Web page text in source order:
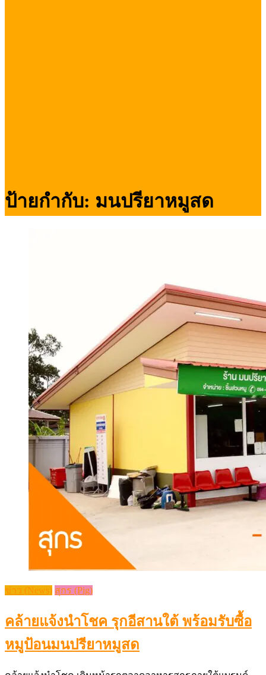
ป้ายกำกับ: มนปรียาหมูสด
ข่าว (News) สุกร (Pig)
คล้ายแจ้งนำโชค รุกอีสานใต้ พร้อมรับซื้อ
หมูป้อนมนปรียาหมูสด